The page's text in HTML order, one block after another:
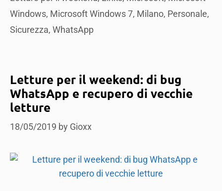
Windows, Microsoft Windows 7, Milano, Personale,
Sicurezza, WhatsApp
Letture per il weekend: di bug
WhatsApp e recupero di vecchie
letture
18/05/2019 by Gioxx